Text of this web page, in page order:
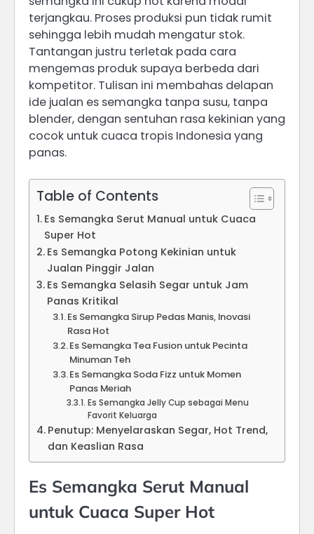
terjangkau. Proses produksi pun tidak rumit
sehingga lebih mudah mengatur stok.
Tantangan justru terletak pada cara
mengemas produk supaya berbeda dari
kompetitor. Tulisan ini membahas delapan
ide jualan es semangka tanpa susu, tanpa
blender, dengan sentuhan rasa kekinian yang
cocok untuk cuaca tropis Indonesia yang
panas.
Table of Contents
Es Semangka Serut Manual untuk Cuaca
Super Hot
Es Semangka Potong Kekinian untuk
Jualan Pinggir Jalan
Es Semangka Selasih Segar untuk Jam
Panas Kritikal
Es Semangka Sirup Pedas Manis, Inovasi
Rasa Hot
Es Semangka Tea Fusion untuk Pecinta
Minuman Teh
Es Semangka Soda Fizz untuk Momen
Panas Meriah
Es Semangka Jelly Cup sebagai Menu
Favorit Keluarga
Penutup: Menyelaraskan Segar, Hot Trend,
dan Keaslian Rasa
Es Semangka Serut Manual
untuk Cuaca Super Hot